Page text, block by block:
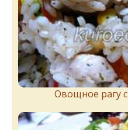
Овощное рагу